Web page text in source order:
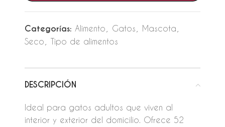
Categorías: Alimento Gatos Mascota
Seco
Tipo de alimentos
DESCRIPCIÓN
Ideal para gatos adultos que viven al
interior y exterior del domicilio. Ofrece 52